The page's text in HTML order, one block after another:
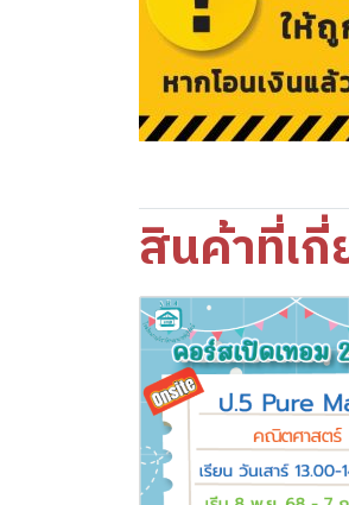
สินค้าที่เกี่